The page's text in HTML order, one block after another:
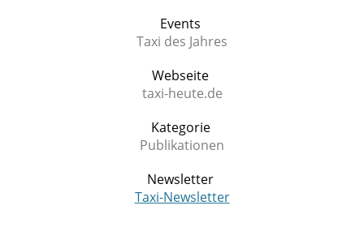
Events
Taxi des Jahres
Webseite
taxi-heute.de
Kategorie
Publikationen
Newsletter
Taxi-Newsletter